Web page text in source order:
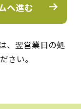
へ進む
、翌営業日の処
さい。